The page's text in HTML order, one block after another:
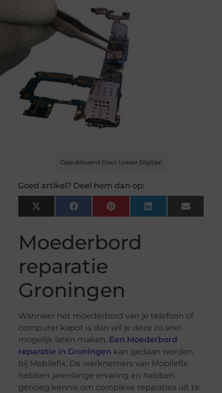
Gepubliceerd Door Losser Digitaal
Goed artikel? Deel hem dan op:
X
(Twitter)
FacebookPinterest LinkedIn Email
Moederbord
reparatie
Groningen
Wanneer het moederbord van je telefoon of
computer kapot is dan wil je deze zo snel
mogelijk laten maken. Een Moederbord
reparatie in Groningen kan gedaan worden
bij Mobilefix. De werknemers van Mobilefix
hebben jarenlange ervaring en hebben
genoeg kennis om complexe reparaties uit te